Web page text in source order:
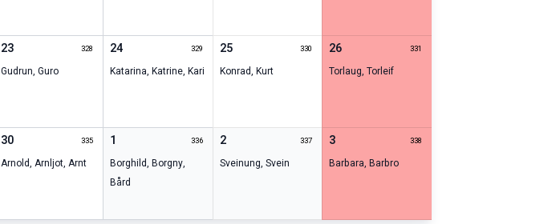
23 328
Gudrun, Guro
24 329
Katarina,Katrine,Kari
25 330
Konrad, Kurt
26 331
Torlaug,Torleif
30 335
Arnold, Arnljot, Arnt
1 336
Borghild,Borgny,
Bård
2 337
Sveinung, Svein
3 338
Barbara,Barbro